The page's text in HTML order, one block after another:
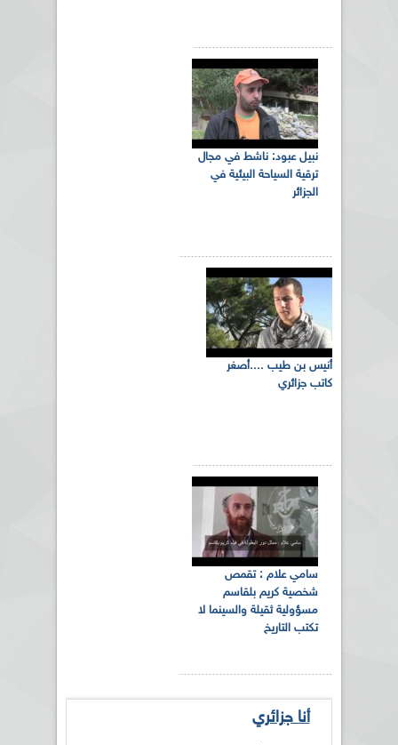
نبيل عبود: ناشط في مجال
ترقية السياحة البيئية في
الجزائر
أنيس بن طيب ....أصغر
كاتب جزائري
سامي علام : تقمص
شخصية كريم بلقاسم
مسؤولية ثقيلة والسينما لا
تكتب التاريخ
أنا جزائري